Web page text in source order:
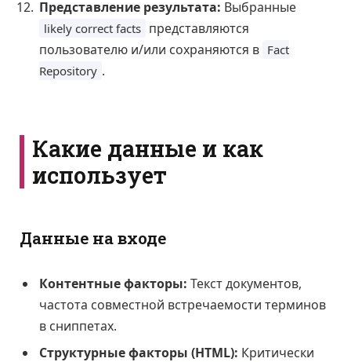
Представление результата: Выбранные
likely correct facts представляются
пользователю и/или сохраняются в Fact
Repository .
Какие данные и как
использует
Данные на входе
Контентные факторы: Текст документов,
частота совместной встречаемости терминов
в сниппетах.
Структурные факторы (HTML): Критически